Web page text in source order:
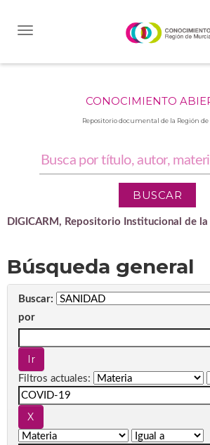
CONOCIMIENTO
Repositorio documental de la Región
DIGICARM, Repositorio Institucional de la
Búsqueda general
Buscar:
por
Filtros actuales: